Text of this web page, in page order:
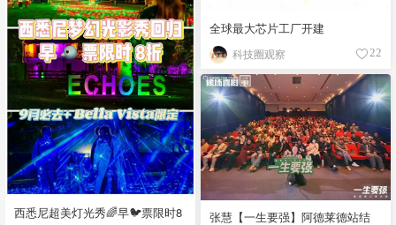
全球最大芯片工厂开建
科技圈观察 22
西悉尼超美灯光秀🌈早🐦票限时8
张慧【一生要强】阿德莱德站结